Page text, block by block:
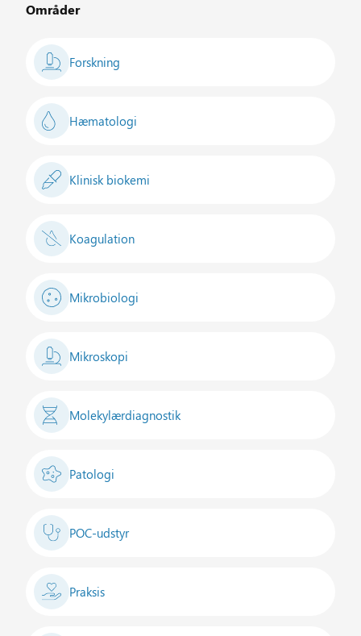
Områder
Forskning
Hæmatologi
Klinisk biokemi
Koagulation
Mikrobiologi
Mikroskopi
Molekylærdiagnostik
Patologi
POC-udstyr
Praksis